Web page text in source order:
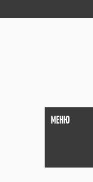
МЕНЮ